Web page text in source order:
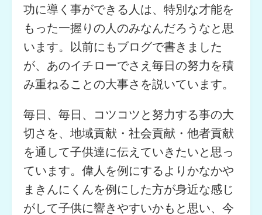
功に導く事ができる人は、特別な才能を
もった一握りの人のみなんだろうなと思
います。以前にもブログで書きました
が、あのイチローでさえ毎日の努力を積
み重ねることの大事さを説いています。
毎日、毎日、コツコツと努力する事の大
切さを、地域貢献・社会貢献・他者貢献
を通して子供達に伝えていきたいと思っ
ています。偉人を例にするよりかなかや
まきんにくんを例にした方が身近な感じ
がして子供に響きやすいかもと思い、今